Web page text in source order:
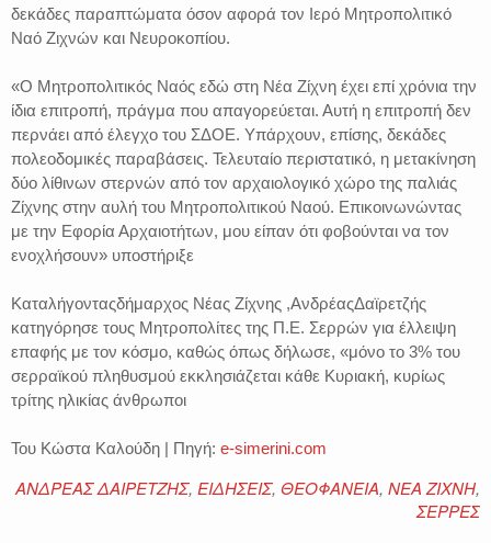
δεκάδες παραπτώματα όσον αφορά τον Ιερό Μητροπολιτικό
Ναό Ζιχνών και Νευροκοπίου.
«Ο Μητροπολιτικός Ναός εδώ στη Νέα Ζίχνη έχει επί χρόνια την
ίδια επιτροπή, πράγμα που απαγορεύεται. Αυτή η επιτροπή δεν
περνάει από έλεγχο του ΣΔΟΕ. Υπάρχουν, επίσης, δεκάδες
πολεοδομικές παραβάσεις. Τελευταίο περιστατικό, η μετακίνηση
δύο λίθινων στερνών από τον αρχαιολογικό χώρο της παλιάς
Ζίχνης στην αυλή του Μητροπολιτικού Ναού. Επικοινωνώντας
με την Εφορία Αρχαιοτήτων, μου είπαν ότι φοβούνται να τον
ενοχλήσουν» υποστήριξε
Καταλήγονταςδήμαρχος Νέας Ζίχνης ,ΑνδρέαςΔαϊρετζής
κατηγόρησε τους Μητροπολίτες της Π.Ε. Σερρών για έλλειψη
επαφής με τον κόσμο, καθώς όπως δήλωσε, «μόνο το 3% του
σερραϊκού πληθυσμού εκκλησιάζεται κάθε Κυριακή, κυρίως
τρίτης ηλικίας άνθρωποι
Του Κώστα Καλούδη | Πηγή: e-simerini.com
ΑΝΔΡΕΑΣ ΔΑΙΡΕΤΖΗΣ, ΕΙΔΗΣΕΙΣ, ΘΕΟΦΑΝΕΙΑ, ΝΕΑ ΖΙΧΝΗ,
ΣΕΡΡΕΣ